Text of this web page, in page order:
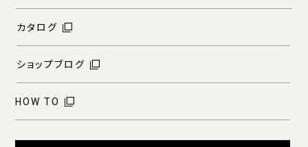
カタログ
ショップブログ
HOW TO